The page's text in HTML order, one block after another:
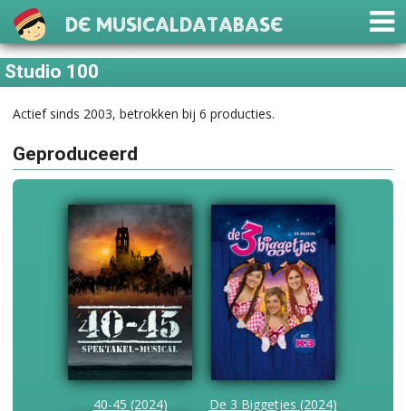
De Musicaldatabase
Studio 100
Actief sinds 2003, betrokken bij 6 producties.
Geproduceerd
40-45 (2024) De 3 Biggetjes (2024)